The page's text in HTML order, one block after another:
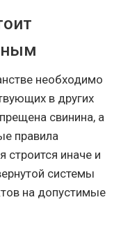
необходимо
в других
свинина, а
правила
строится иначе и
системы
на допустимые